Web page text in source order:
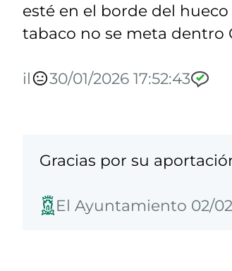
esté en el borde del
tabaco no se meta dentro
il 30/01/2026 17:52:43
Gracias por su
El Ayuntamiento 02/